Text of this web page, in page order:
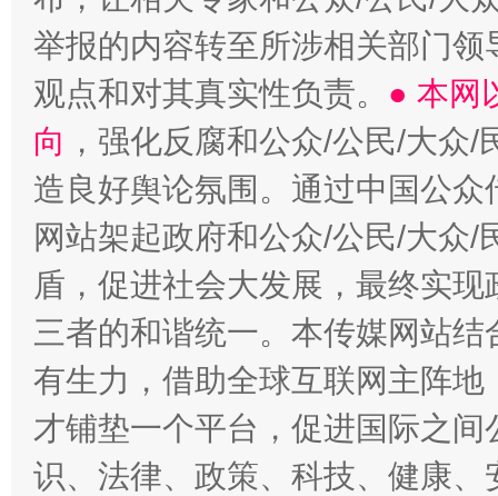
举报的内容转至所涉相关部门
观点和对其真实性负责。 ● 本网
向 ，强化反腐和公众/公民/大众
造良好舆论氛围。通过中国公
网站架起政府和公众/公民/大众
盾，促进社会大发展，最终实
三者的和谐统一。本传媒网站
有生力，借助全球互联网主阵
才铺垫一个平台，促进国际之
识、法律、政策、科技、健康